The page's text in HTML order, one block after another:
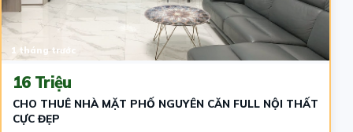
1 tháng trước
16 Triệu
CHO THUÊ NHÀ MẶT PHỐ NGUYÊN CĂN FULL NỘI THẤT
CỰC ĐẸP